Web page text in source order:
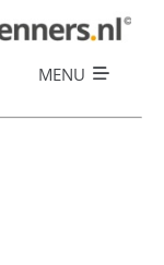
MENU
Diensten